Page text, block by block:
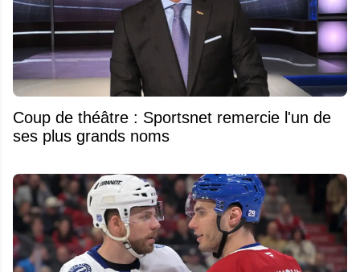
Coup de théâtre : Sportsnet remercie l'un de
ses plus grands noms